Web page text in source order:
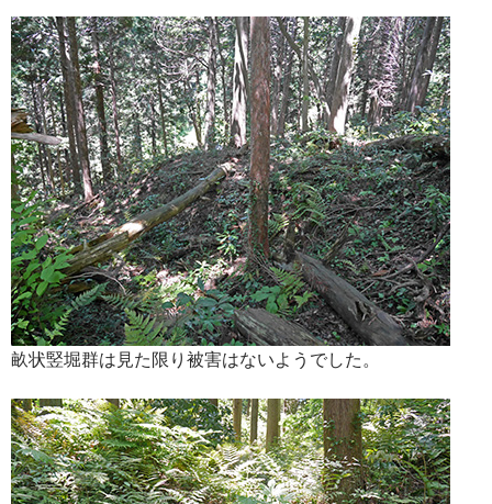
畝状竪堀群は見た限り被害はないようでした。